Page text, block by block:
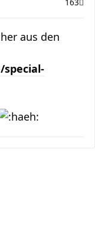
163
aus den